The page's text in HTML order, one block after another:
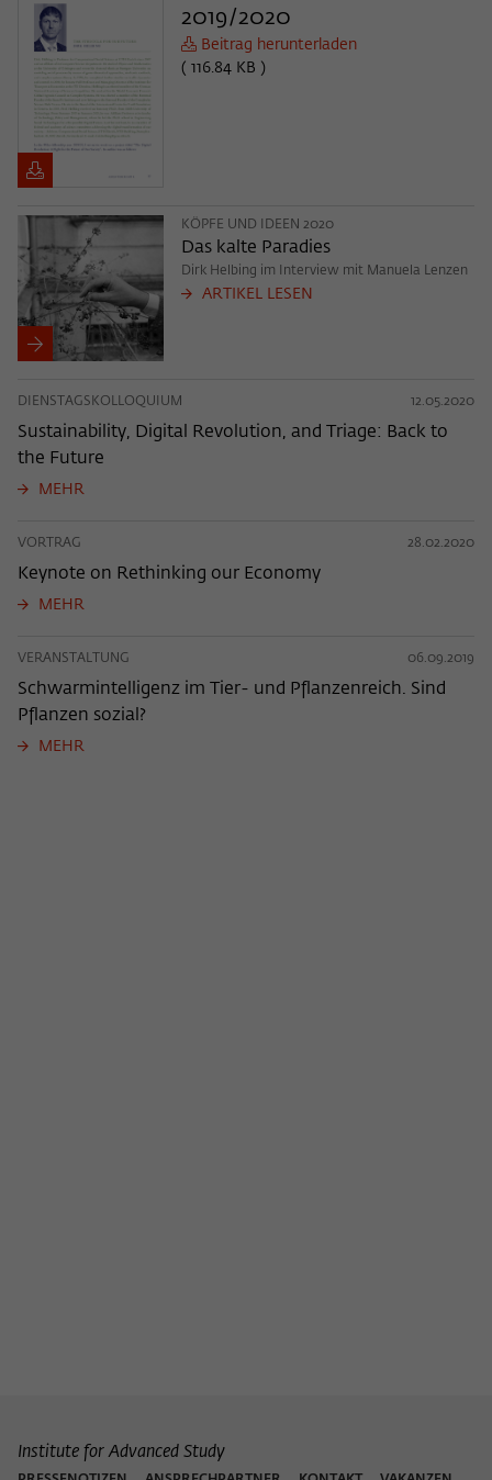
2019/2020
Beitrag herunterladen
( 116.84 KB )
KÖPFE UND IDEEN 2020
Das kalte Paradies
Dirk Helbing im Interview mit Manuela Lenzen
ARTIKEL LESEN
DIENSTAGSKOLLOQUIUM 12.05.2020
Sustainability, Digital Revolution, and Triage: Back to
the Future
MEHR
VORTRAG 28.02.2020
Keynote on Rethinking our Economy
MEHR
VERANSTALTUNG 06.09.2019
Schwarmintelligenz im Tier- und Pflanzenreich. Sind
Pflanzen sozial?
MEHR
Institute for Advanced Study